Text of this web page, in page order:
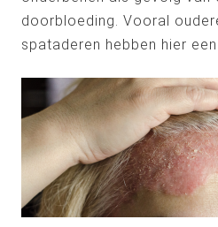
doorbloeding. Vooral
spataderen hebben hier